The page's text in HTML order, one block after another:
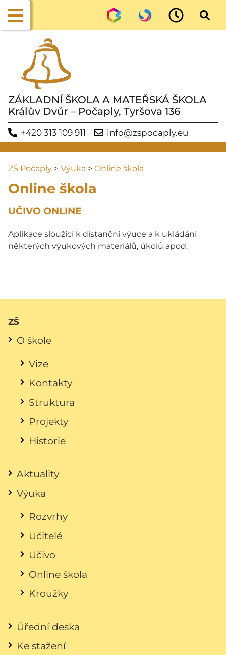
ZÁKLADNÍ ŠKOLA A MATEŘSKÁ ŠKOLA
Králův Dvůr – Počaply, Tyršova 136
+420 313 109 911 info@zspocaply.eu
ZŠ Počaply > Výuka > Online škola
Online škola
UČIVO ONLINE
Aplikace sloužící k distanční výuce a k ukládání
některých výukových materiálů, úkolů apod.
ZŠ
O škole
Vize
Kontakty
Struktura
Projekty
Historie
Aktuality
Výuka
Rozvrhy
Učitelé
Učivo
Online škola
Kroužky
Úřední deska
Ke stažení